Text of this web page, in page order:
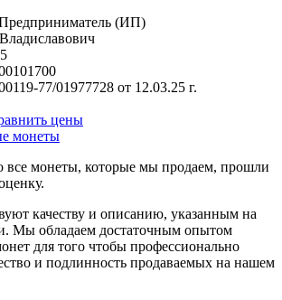
(ИП)
77/01977728 от 12.03.25 г.
цены
монеты
все монеты, которые мы продаем, прошли
качеству и описанию, указанным на
Мы обладаем достаточным опытом
для того чтобы профессионально
и подлинность продаваемых на нашем